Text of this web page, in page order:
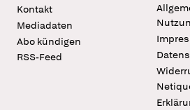
Kontakt
Mediadaten
Abo kündigen
RSS-Feed